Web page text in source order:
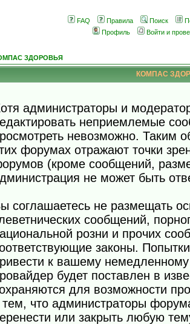
FAQ Правила Поиск
Профиль
Войти и
ЗДОРОВЬЯ
КОМПАС
администраторы и
неприемлемые
невозможно. Таким
форумах отражают точки
(кроме сообщений,
не может быть
соглашаетесь не размещать
сообщений,
розни и прочих
законы.
к вашему
будет поставлен в
для возможности
тем, что администраторы
или закрыть любую